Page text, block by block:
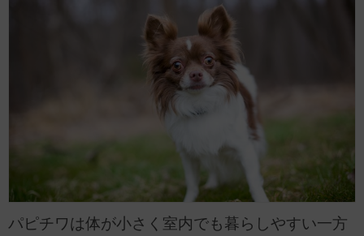
パピチワは体が小さく室内でも暮らしやすい一方